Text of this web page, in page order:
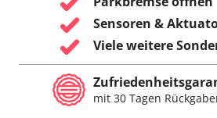
Sensoren &
Viele weitere
mit 30 Tagen